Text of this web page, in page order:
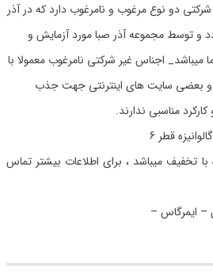
دو نوع مرغوب و نامرغوب دارد که در آذر
و توسط مجموعه آذر صبا مورد آزمایش و
میباشد_ اجناس غیر شرکتی نامرغوب معمولا با
و بعضی سایت های اینترنتی جهت جذب
مناسبی ندارند.
تخفیف میباشد ، برای اطلاعات بیشتر تماس